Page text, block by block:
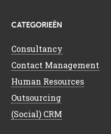
CATEGORIEËN
Consultancy
Contact Management
Human Resources
Outsourcing
(Social) CRM